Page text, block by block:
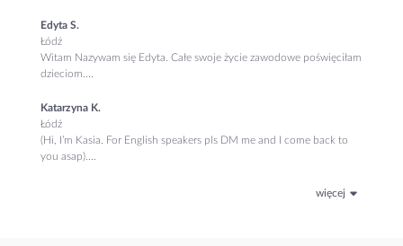
Edyta S.
Łódź
Witam Nazywam się Edyta. Całe swoje życie zawodowe poświęciłam
dzieciom....
Katarzyna K.
Łódź
(Hi, I’m Kasia. For English speakers pls DM me and I come back to
you asap)....
więcej